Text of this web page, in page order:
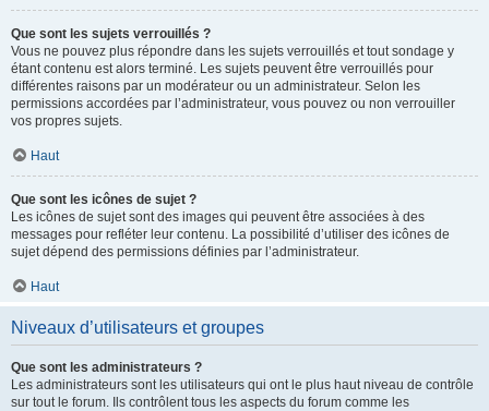
Que sont les sujets verrouillés ?
Vous ne pouvez plus répondre dans les sujets verrouillés et tout sondage y
étant contenu est alors terminé. Les sujets peuvent être verrouillés pour
différentes raisons par un modérateur ou un administrateur. Selon les
permissions accordées par l’administrateur, vous pouvez ou non verrouiller
vos propres sujets.
Haut
Que sont les icônes de sujet ?
Les icônes de sujet sont des images qui peuvent être associées à des
messages pour refléter leur contenu. La possibilité d’utiliser des icônes de
sujet dépend des permissions définies par l’administrateur.
Haut
Niveaux d’utilisateurs et groupes
Que sont les administrateurs ?
Les administrateurs sont les utilisateurs qui ont le plus haut niveau de contrôle
sur tout le forum. Ils contrôlent tous les aspects du forum comme les